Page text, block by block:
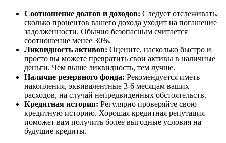
Соотношение долгов и доходов: Следует отслеживать,
сколько процентов вашего дохода уходит на погашение
задолженности. Обычно безопасным считается
соотношение менее 30%.
Ликвидность активов: Оцените, насколько быстро и
просто вы можете превратить свои активы в наличные
деньги. Чем выше ликвидность, тем лучше.
Наличие резервного фонда: Рекомендуется иметь
накопления, эквивалентные 3-6 месяцам ваших
расходов, на случай непредвиденных обстоятельств.
Кредитная история: Регулярно проверяйте свою
кредитную историю. Хорошая кредитная репутация
поможет вам получить более выгодные условия на
будущие кредиты.